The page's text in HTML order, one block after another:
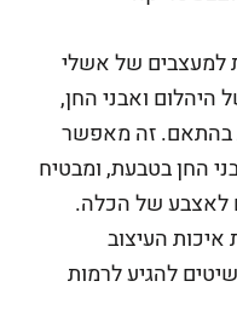
למעצבים של אשלי
היהלום ואבני החן,
בהתאם. זה מאפשר
החן בטבעת, ומבטיח
לאצבע של הכלה.
העיצוב
להגיע לרמות